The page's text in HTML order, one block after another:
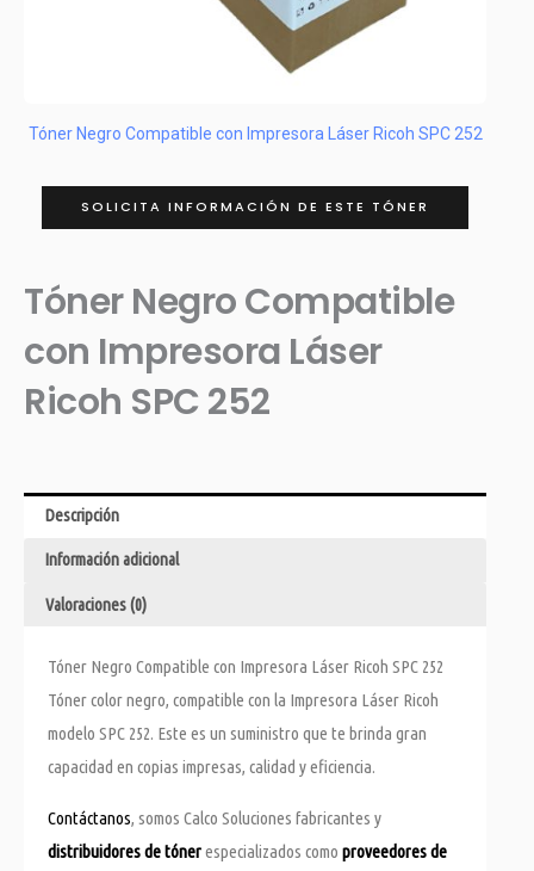
Tóner Negro Compatible con Impresora Láser Ricoh SPC 252
SOLICITA INFORMACIÓN DE ESTE TÓNER
Tóner Negro Compatible
con Impresora Láser
Ricoh SPC 252
Descripción
Información adicional
Valoraciones (0)
Tóner Negro Compatible con Impresora Láser Ricoh SPC 252
Tóner color negro, compatible con la Impresora Láser Ricoh
modelo SPC 252. Este es un suministro que te brinda gran
capacidad en copias impresas, calidad y eficiencia.
Contáctanos, somos Calco Soluciones fabricantes y
distribuidores de tónerespecializados como proveedores de